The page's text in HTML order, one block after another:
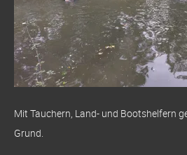
Ihme
Mit Tauchern, Land- und Bootshelfern
Grund.